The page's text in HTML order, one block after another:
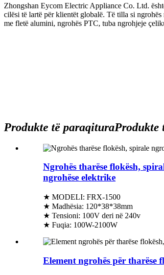
Zhongshan Eycom Electric Appliance Co. Ltd.
cilësi të lartë për klientët globalë. Të tilla si
me fletë alumini, ngrohës PTC, tuba ngrohjeje
Produkte të paraqituraProdukte
Ngrohës tharëse flokësh,
ngrohëse elektrike
★ MODELI: FRX-1500
★ Madhësia: 120*38*38mm
★ Tensioni: 100V deri në 240v
★ Fuqia: 100W-2100W
Element ngrohës për tharëse